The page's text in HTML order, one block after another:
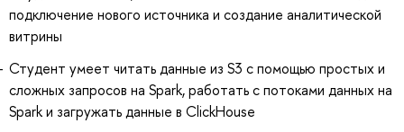
подключение нового источника и создание аналитической
витрины
Студент умеет читать данные из S3 с помощью простых и
сложных запросов на Spark, работать с потоками данных на
Spark и загружать данные в ClickHouse